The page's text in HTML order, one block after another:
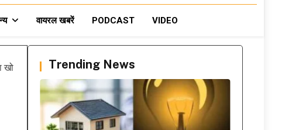
वायरल खबरें PODCAST VIDEO
खो
Trending News